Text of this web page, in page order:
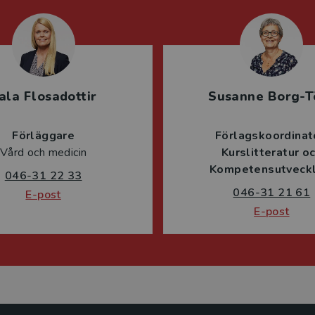
Flosadottir
Förläggare
Vård och medicin
046-31 22 33
E-post
Susanne Borg-
Kurslitteratur
046-31 21 61
E-post